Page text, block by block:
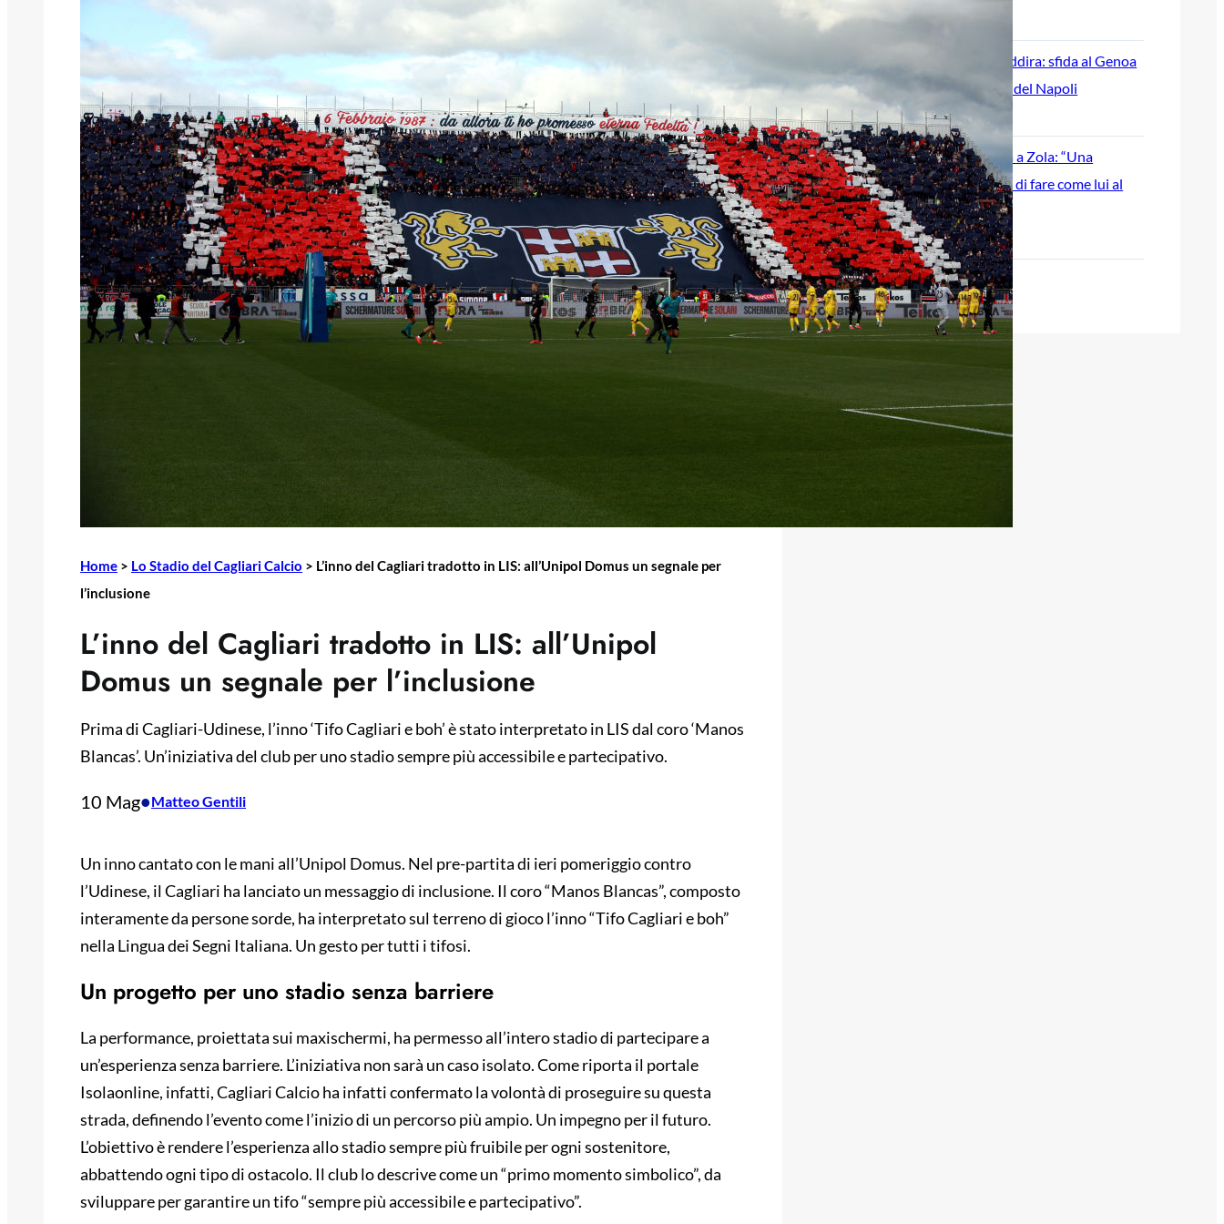
Home > Lo Stadio del Cagliari Calcio > L’inno del Cagliari tradotto in LIS: all’Unipol Domus un segnale per
l’inclusione
L’inno del Cagliari tradotto in LIS: all’Unipol
Domus un segnale per l’inclusione
Prima di Cagliari-Udinese, l’inno ‘Tifo Cagliari e boh’ è stato interpretato in LIS dal coro ‘Manos
Blancas’. Un’iniziativa del club per uno stadio sempre più accessibile e partecipativo.
10 Mag•Matteo Gentili
Un inno cantato con le mani all’Unipol Domus. Nel pre-partita di ieri pomeriggio contro
l’Udinese, il Cagliari ha lanciato un messaggio di inclusione. Il coro “Manos Blancas”, composto
interamente da persone sorde, ha interpretato sul terreno di gioco l’inno “Tifo Cagliari e boh”
nella Lingua dei Segni Italiana. Un gesto per tutti i tifosi.
Un progetto per uno stadio senza barriere
La performance, proiettata sui maxischermi, ha permesso all’intero stadio di partecipare a
un’esperienza senza barriere. L’iniziativa non sarà un caso isolato. Come riporta il portale
Isolaonline, infatti, Cagliari Calcio ha infatti confermato la volontà di proseguire su questa
strada, definendo l’evento come l’inizio di un percorso più ampio. Un impegno per il futuro.
L’obiettivo è rendere l’esperienza allo stadio sempre più fruibile per ogni sostenitore,
abbattendo ogni tipo di ostacolo. Il club lo descrive come un “primo momento simbolico”, da
sviluppare per garantire un tifo “sempre più accessibile e partecipativo”.
8 Agosto 2026
Cagliari su Cheddira: sfida al Genoa
per l’attaccante del Napoli
8 Agosto 2026
Palestra guarda a Zola: “Una
leggenda, spero di fare come lui al
Chelsea”
8 Agosto 2026